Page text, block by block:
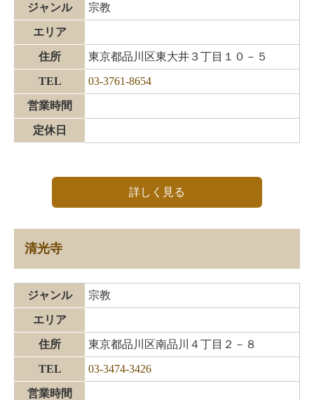
ジャンル 宗教
エリア
住所 東京都品川区東大井３丁目１０－５
TEL 03-3761-8654
営業時間
定休日
詳しく見る
清光寺
ジャンル 宗教
エリア
住所 東京都品川区南品川４丁目２－８
TEL 03-3474-3426
営業時間